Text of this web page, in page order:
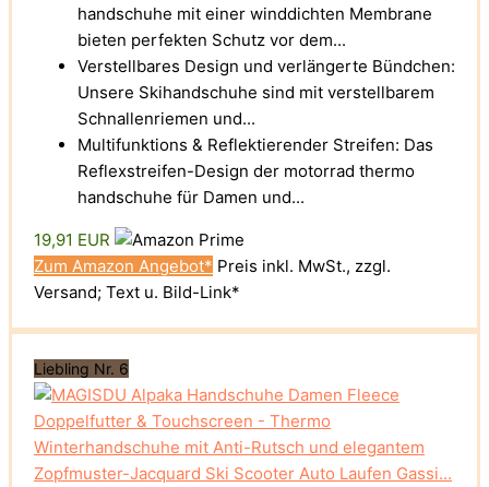
handschuhe mit einer winddichten Membrane
bieten perfekten Schutz vor dem...
Verstellbares Design und verlängerte Bündchen:
Unsere Skihandschuhe sind mit verstellbarem
Schnallenriemen und...
Multifunktions & Reflektierender Streifen: Das
Reflexstreifen-Design der motorrad thermo
handschuhe für Damen und...
19,91 EUR
Zum Amazon Angebot* Preis inkl. MwSt., zzgl.
Versand; Text u. Bild-Link*
Liebling Nr. 6